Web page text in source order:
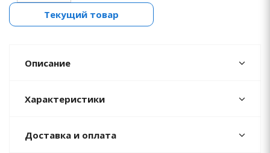
Текущий товар
Описание
Характеристики
Доставка и оплата